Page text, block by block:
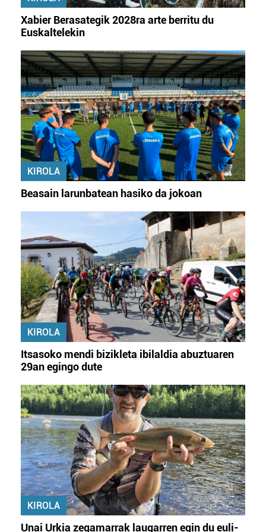
datuen atalean. Edozein unetan alda edo ken dezakezu
Webgune honek cookie propioak eta hirugarrenen cookie-
fitxategiak erabiltzen ditu. Zure esperientzia eta
zerbitzuak hobetzeko asmoz, cookie teknologiaz
baliatzen gara. Ohar hau onartuz gero, teknologia hori
erabiltzeko baimen esplizitua ematen diguzu.Gehiago
irakurri
Xabier Berasategik 2028ra arte berritu du
Euskaltelekin
KIROLA
Beasain larunbatean hasiko da jokoan
KIROLA
Itsasoko mendi bizikleta ibilaldia abuztuaren
29an egingo dute
KIROLA
Unai Urkia zegamarrak laugarren egin du euli-